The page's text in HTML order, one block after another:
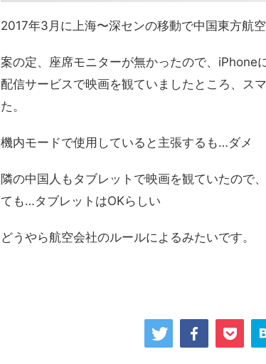
2017年3月に上海〜深センの移動で中国東方航空
案の定、座席モニターが無かったので、iPhone
配信サービスで映画を観ていましたところ、ス
た。
機内モードで使用していると主張するも…ダメ
隣の中国人もタブレットで映画を観ていたので
ても…タブレットはOKらしい
どうやら航空会社のルールによるみたいです。